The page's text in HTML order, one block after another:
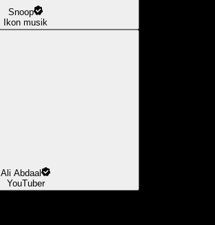
Snoop
Ikon musik
Ali Abdaal
YouTuber